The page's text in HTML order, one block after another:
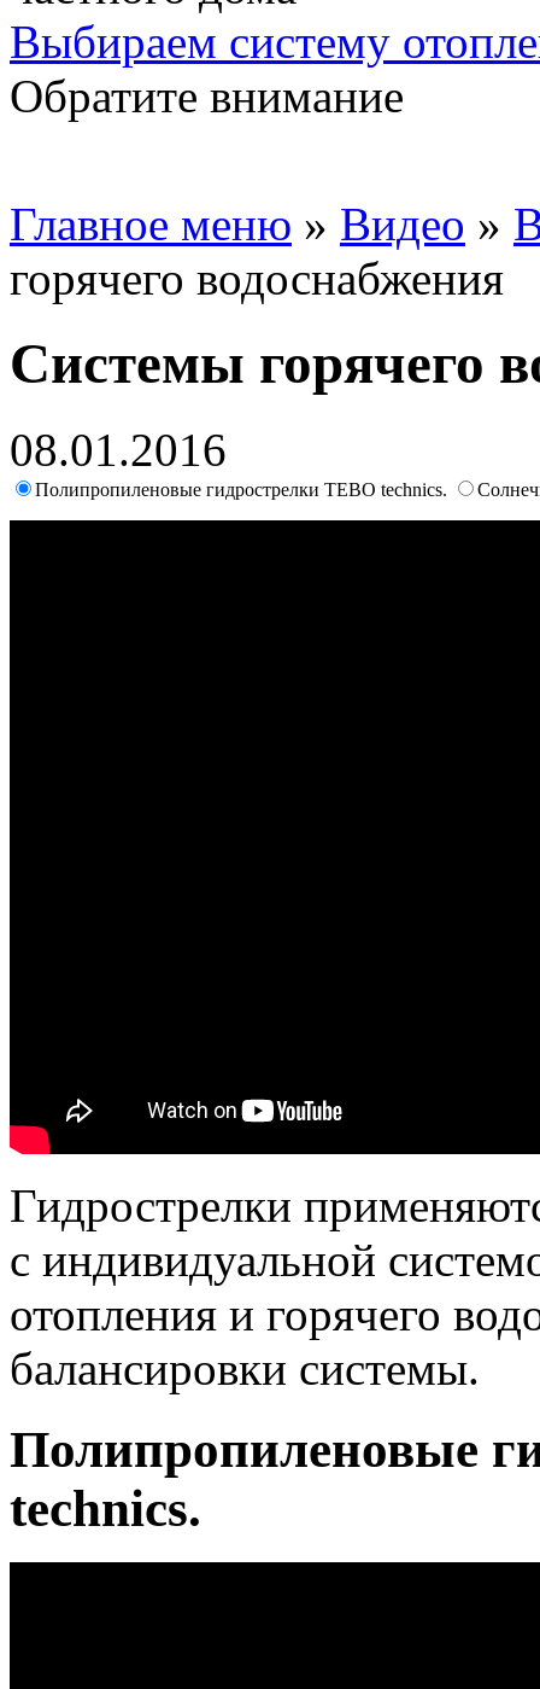
Выбираем систему
Обратите внимание
Главное меню » Видео »
горячего водоснабжения
Системы горячего
08.01.2016
Полипропиленовые гидрострелки TEBO technics.
Гидрострелки
с индивидуальной
отопления и горячего
балансировки системы.
Полипропиленовые
technics.